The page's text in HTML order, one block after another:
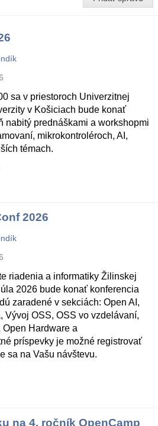
sa v priestoroch Univerzitnej
v Košiciach bude konať
nabitý prednáškami a workshopmi
mikrokontroléroch, AI,
témach.
2026
riadenia a informatiky Žilinskej
2026 bude konať konferencia
zaradené v sekciách: Open AI,
Vývoj OSS, OSS vo vzdelávaní,
Hardware a
príspevky je možné registrovať
sa na Vašu návštevu.
na 4. ročník OpenCamp